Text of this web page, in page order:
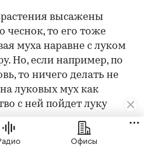
растения высажены
чеснок, то его тоже
муха наравне с луком
Но, если например, по
то ничего делать не
луковых мух как
с ней пойдет луку
луковой мухи:
Офисы